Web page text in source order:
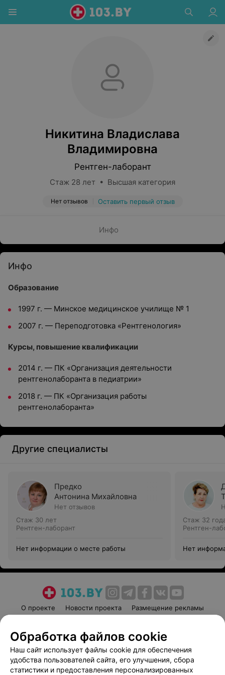
Никитина Владислава
Владимировна
Рентген-лаборант
Стаж 28 лет • Высшая категория
Нет отзывов Оставить первый отзыв
Инфо
Инфо
Образование
1997 г. — Минское медицинское училище № 1
2007 г. — Переподготовка «Рентгенология»
Курсы, повышение квалификации
2014 г. — ПК «Организация деятельности
рентгенолаборанта в педиатрии»
2018 г. — ПК «Организация работы
рентгенолаборанта»
Другие специалисты
Предко
Антонина Михайловна
Нет отзывов
Стаж 30 лет
Рентген-лаборант
Нет информации о месте работы
Стаж 32
Рентген-
Нет
О проекте Новости проекта
Размещение рекламы
Пользовательское соглашение
Способы оплаты
Вакансии
Партнеры
Написать руководителю 103.by
Обработка файлов cookie
Наш сайт использует файлы cookie для обеспечения
удобства пользователей сайта, его улучшения, сбора
статистики и предоставления персонализированных